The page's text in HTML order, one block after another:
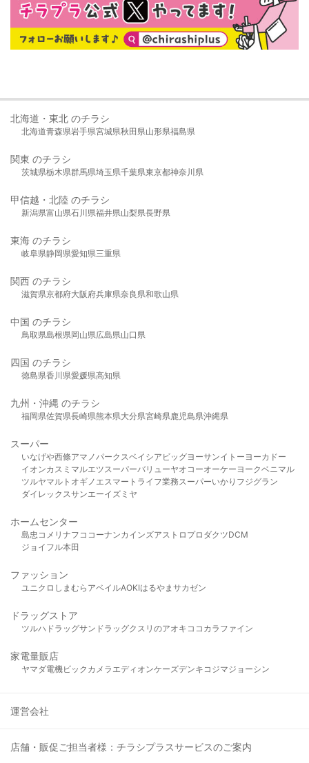
北海道・東北 のチラシ
北海道青森県岩手県宮城県秋田県山形県福島県
関東 のチラシ
茨城県栃木県群馬県埼玉県千葉県東京都神奈川県
甲信越・北陸 のチラシ
新潟県富山県石川県福井県山梨県長野県
東海 のチラシ
岐阜県静岡県愛知県三重県
関西 のチラシ
滋賀県京都府大阪府兵庫県奈良県和歌山県
中国 のチラシ
鳥取県島根県岡山県広島県山口県
四国 のチラシ
徳島県香川県愛媛県高知県
九州・沖縄 のチラシ
福岡県佐賀県長崎県熊本県大分県宮崎県鹿児島県沖縄県
スーパー
いなげや西條アマノパークスベイシア ビッグヨーサンイトーヨーカドー
イオンカスミ マルエツスーパーバリューヤオコーオーケー ヨークベニマル
ツルヤマルト オギノ エスマート ライフ業務スーパーいかり フジグラン
ダイレックスサンエーイズミヤ
ホームセンター
島忠 コメリ ナフコ コーナンカインズアストロプロダクツDCM
ジョイフル本田
ファッション
ユニクロ しまむら アベイルAOKIはるやま サカゼン
ドラッグストア
ツルハドラッグサンドラッグクスリのアオキ ココカラファイン
家電量販店
ヤマダ電機ビックカメラ エディオンケーズデンキ コジマジョーシン
運営会社
店舗・販促ご担当者様：チラシプラスサービスのご案内